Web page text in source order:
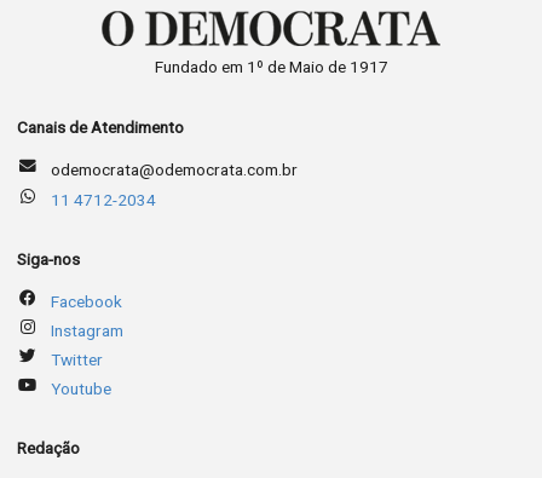
Fundado em 1º de Maio de 1917
Canais de Atendimento
odemocrata@odemocrata.com.br
11 4712-2034
Siga-nos
Facebook
Instagram
Twitter
Youtube
Redação